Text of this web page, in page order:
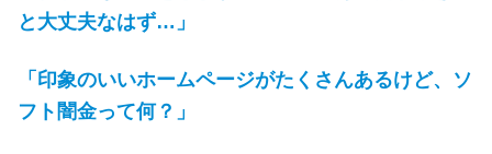
審査が不安な方向け
と大丈夫なはず…」
「印象のいいホームページがたくさんあるけど、ソ
フト闇金って何？」